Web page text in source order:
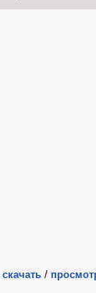
скачать /